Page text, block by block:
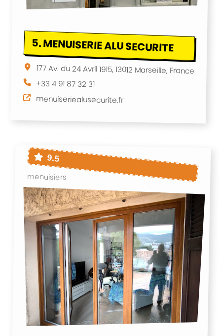
5.MENUISERIE ALU SECURITE
177 Av. du 24 Avril 1915, 13012 Marseille, France
+33 4 91 87 32 31
menuiseriealusecurite.fr
9.5
menuisiers